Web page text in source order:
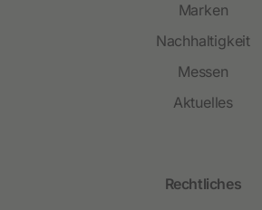
Marken
Nachhaltigkeit
Messen
Aktuelles
Rechtliches